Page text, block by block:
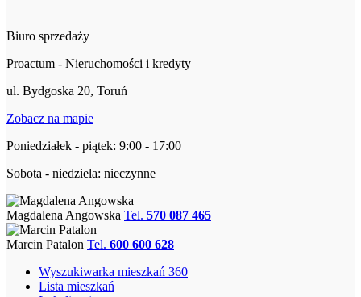
Biuro sprzedaży
Proactum - Nieruchomości i kredyty
ul. Bydgoska 20, Toruń
Zobacz na mapie
Poniedziałek - piątek: 9:00 - 17:00
Sobota - niedziela: nieczynne
Magdalena Angowska Tel. 570 087 465
Marcin Patalon Tel. 600 600 628
Wyszukiwarka mieszkań 360
Lista mieszkań